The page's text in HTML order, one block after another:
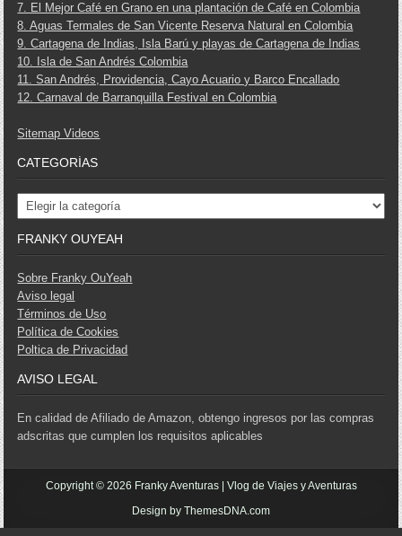
7. El Mejor Café en Grano en una plantación de Café en Colombia
8. Aguas Termales de San Vicente Reserva Natural en Colombia
9. Cartagena de Indias, Isla Barú y playas de Cartagena de Indias
10. Isla de San Andrés Colombia
11. San Andrés, Providencia, Cayo Acuario y Barco Encallado
12. Carnaval de Barranquilla Festival en Colombia
Sitemap Videos
CATEGORÍAS
Categorías
FRANKY OUYEAH
Sobre Franky OuYeah
Aviso legal
Términos de Uso
Política de Cookies
Poltica de Privacidad
AVISO LEGAL
En calidad de Afiliado de Amazon, obtengo ingresos por las compras
adscritas que cumplen los requisitos aplicables
Copyright © 2026 Franky Aventuras | Vlog de Viajes y Aventuras
Design by ThemesDNA.com